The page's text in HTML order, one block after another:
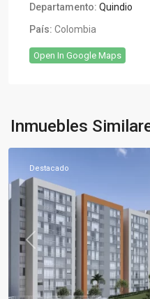
Departamento: Quindio
País: Colombia
Open In Google Maps
Inmuebles
Armenia
Previous
Destacado